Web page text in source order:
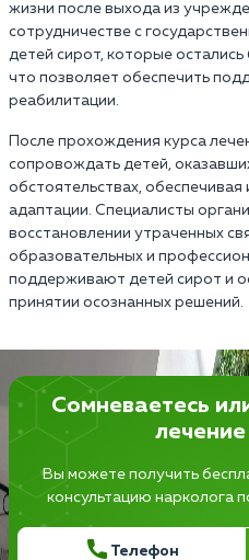
жизни после выхода из
сотрудничестве с
детей сирот, которые остались
что позволяет обеспечить
реабилитации.
После прохождения курса
сопровождать детей,
обстоятельствах,
адаптации. Специалисты
восстановлении утраченных
образовательных и
поддерживают детей сирот и
принятии осознанных решений.
Сомневаетесь
Вы можете получить
консультацию нарколога
Телефон